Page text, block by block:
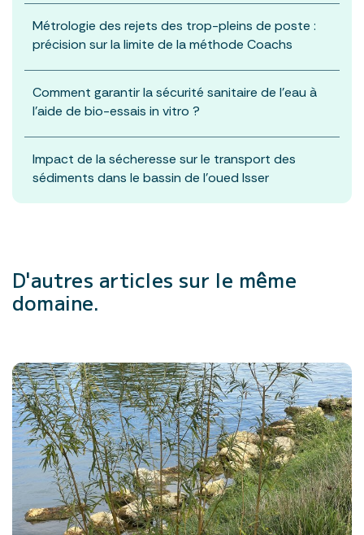
Métrologie des rejets des trop-pleins de poste :
précision sur la limite de la méthode Coachs
Comment garantir la sécurité sanitaire de l’eau à
l’aide de bio-essais in vitro ?
Impact de la sécheresse sur le transport des
sédiments dans le bassin de l’oued Isser
D'autres articles sur le même
domaine.